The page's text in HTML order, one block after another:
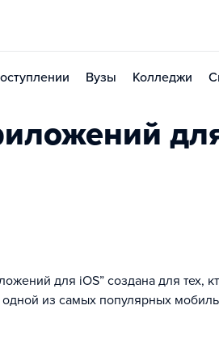
Вузы Колледжи
для iOS” создана для тех,
из самых популярных